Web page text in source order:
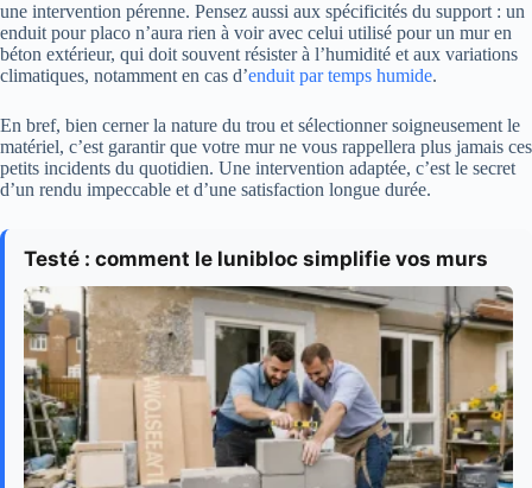
une intervention pérenne. Pensez aussi aux spécificités du support : un
enduit pour placo n’aura rien à voir avec celui utilisé pour un mur en
béton extérieur, qui doit souvent résister à l’humidité et aux variations
climatiques, notamment en cas d’enduit par temps humide.
En bref, bien cerner la nature du trou et sélectionner soigneusement le
matériel, c’est garantir que votre mur ne vous rappellera plus jamais ces
petits incidents du quotidien. Une intervention adaptée, c’est le secret
d’un rendu impeccable et d’une satisfaction longue durée.
Testé : comment le lunibloc simplifie vos murs